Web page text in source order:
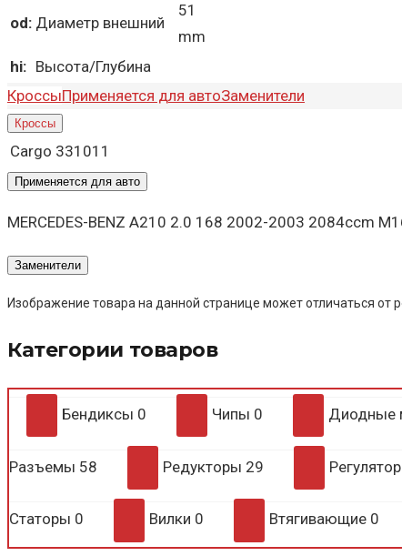
od: Диаметр внешний
51
mm
hi: Высота/Глубина
КроссыПрименяется для автоЗаменители
Кроссы
Cargo 331011
Применяется для авто
MERCEDES-BENZ A210 2.0 168 2002-2003 2084ccm
Заменители
Изображение товара на данной странице может отличаться от
Категории товаров
Бендиксы 0 Чипы 0 Диодные
Разъемы 58 Редукторы 29
Статоры 0 Вилки 0 Втягивающие 0